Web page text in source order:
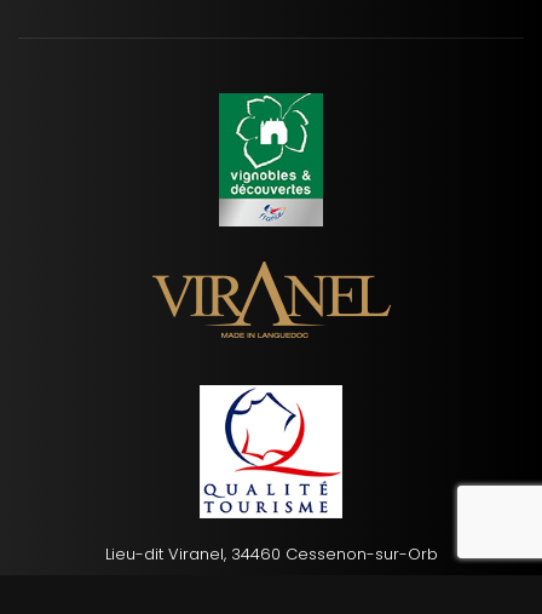
Lieu-dit Viranel, 34460 Cessenon-sur-Orb